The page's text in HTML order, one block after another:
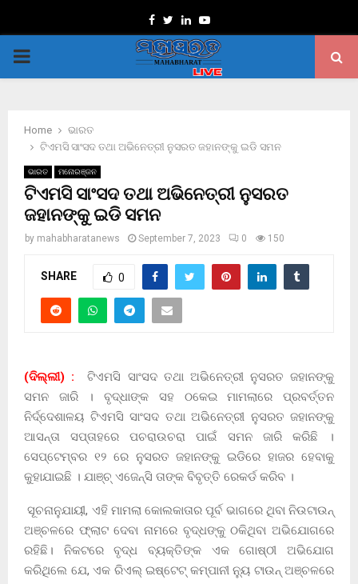
Facebook
TwitterLinkedinYoutube
PRIMARY
Home
ଭାରତ
ଟିଏମସି ସାଂସଦ ତଥା ଅଭିନେତ୍ରୀ ନୁସରତ ଜହାନଙ୍କୁ ଇଡି ସମନ
ଭାରତ ମନୋରଞ୍ଜନ
ଟିଏମସି ସାଂସଦ ତଥା ଅଭିନେତ୍ରୀ ନୁସରତ
ଜହାନଙ୍କୁ ଇଡି ସମନ
by mahabharatanews September 7, 2023 0 150
SHARE 0
(ଦିଲ୍ଲୀ) :
ଟିଏମସି ସାଂସଦ ତଥା ଅଭିନେତ୍ରୀ ନୁସରତ ଜହାନଙ୍କୁ
ସମନ ଜାରି । ବୃଦ୍ଧାଙ୍କ ସହ ଠକେଇ ମାମଲାରେ ପ୍ରବର୍ତ୍ତନ
ନିର୍ଦ୍ଦେଶାଳୟ ଟିଏମସି ସାଂସଦ ତଥା ଅଭିନେତ୍ରୀ ନୁସରତ ଜହାନଙ୍କୁ
ଆସନ୍ତା ସପ୍ତାହରେ ପଚରାଉଚରା ପାଇଁ ସମନ ଜାରି କରିଛି ।
ସେପ୍ଟେମ୍ବର ୧୨ ରେ ନୁସରତ ଜହାନଙ୍କୁ ଇଡିରେ ହାଜର ହେବାକୁ
କୁହାଯାଇଛି । ଯାଞ୍ଚ୍ ଏଜେନ୍‌ସି ତାଙ୍କ ବିବୃତ୍ତି ରେକର୍ଡ କରିବ ।
ସୂଚନାନୁଯାୟୀ, ଏହି ମାମଲା କୋଲକାତାର ପୂର୍ବ ଭାଗରେ ଥିବା ନିଉଟାଉନ୍
ଅଞ୍ଚଳରେ ଫ୍ଲାଟ ଦେବା ନାମରେ ବୃଦ୍ଧଙ୍କୁ ଠକିଥିବା ଅଭିଯୋଗରେ
ରହିଛି। ନିକଟରେ ବୃଦ୍ଧ ବ୍ୟକ୍ତିଙ୍କ ଏକ ଗୋଷ୍ଠୀ ଅଭିଯୋଗ
କରିଥିଲେ ଯେ, ଏକ ରିଏଲ୍ ଇଷ୍ଟେଟ୍ କମ୍ପାନୀ ନ୍ୟୁ ଟାଉନ୍ ଅଞ୍ଚଳରେ